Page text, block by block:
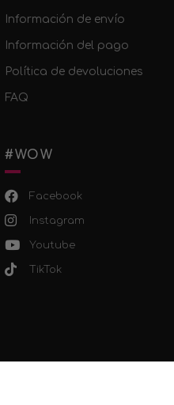
Información de envío
Información del pago
Política de devoluciones
FAQ
#WOW
Facebook
Instagram
Youtube
TikTok